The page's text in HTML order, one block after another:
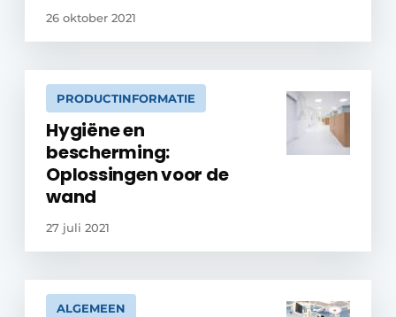
26 oktober 2021
PRODUCTINFORMATIE
Hygiëne en
bescherming:
Oplossingen voor de
wand
27 juli 2021
ALGEMEEN